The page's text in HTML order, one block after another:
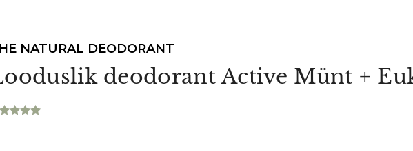
NATURAL DEODORANT
deodorant Active Münt +